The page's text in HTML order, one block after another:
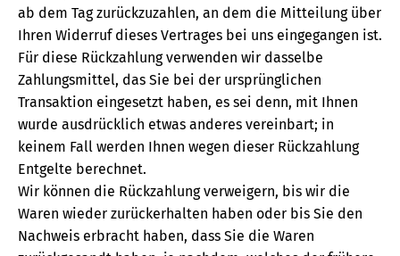
ab dem Tag zurückzuzahlen, an dem die Mitteilung über
Ihren Widerruf dieses Vertrages bei uns eingegangen ist.
Für diese Rückzahlung verwenden wir dasselbe
Zahlungsmittel, das Sie bei der ursprünglichen
Transaktion eingesetzt haben, es sei denn, mit Ihnen
wurde ausdrücklich etwas anderes vereinbart; in
keinem Fall werden Ihnen wegen dieser Rückzahlung
Entgelte berechnet.
Wir können die Rückzahlung verweigern, bis wir die
Waren wieder zurückerhalten haben oder bis Sie den
Nachweis erbracht haben, dass Sie die Waren